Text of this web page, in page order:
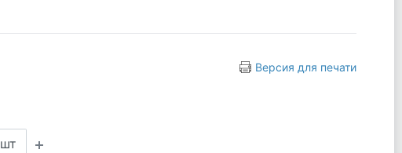
Версия для печати
шт